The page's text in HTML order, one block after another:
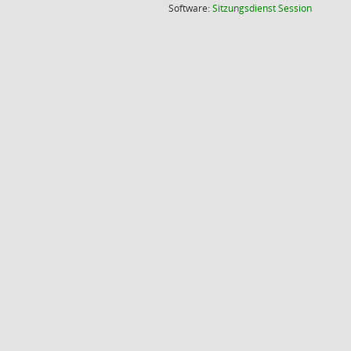
Software:SitzungsdienstSession(Wird in